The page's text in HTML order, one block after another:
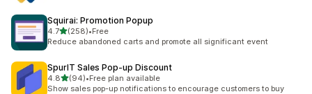
Squirai: Promotion Popup
4.7滿分 5 顆星
(258)
共有 258 則評價
•Free
Reduce abandoned carts and promote all significant event
SpurIT Sales Pop‑up Discount
4.8滿分 5 顆星
(94)
共有 94 則評價
•Free plan available
Show sales pop-up notifications to encourage customers to buy